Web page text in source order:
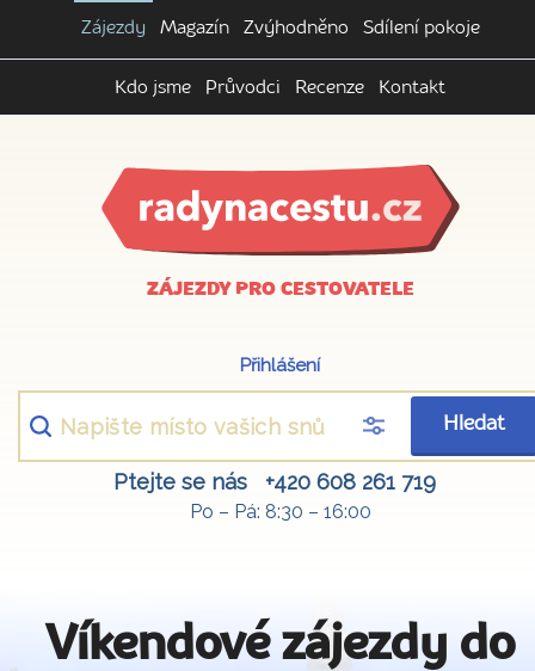
Zájezdy Magazín Zvýhodněno Sdílení pokoje
Kdo jsme Průvodci Recenze Kontakt
ZÁJEZDY PRO CESTOVATELE
Přihlášení
Hledat
Ptejte se nás +420 608 261 719
Po – Pá: 8:30 – 16:00
Víkendové zájezdy do